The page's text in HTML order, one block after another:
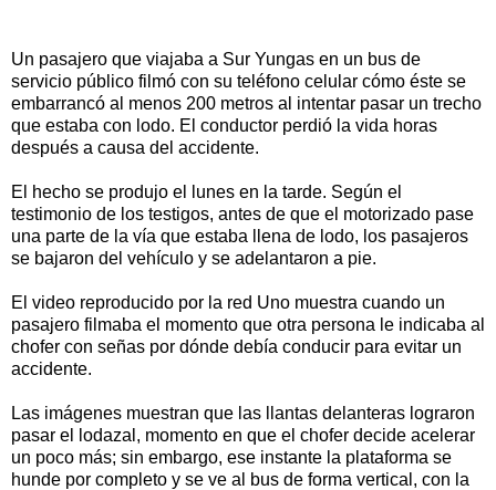
Un pasajero que viajaba a Sur Yungas en un bus de
servicio público filmó con su teléfono celular cómo éste se
embarrancó al menos 200 metros al intentar pasar un trecho
que estaba con lodo. El conductor perdió la vida horas
después a causa del accidente.
El hecho se produjo el lunes en la tarde. Según el
testimonio de los testigos, antes de que el motorizado pase
una parte de la vía que estaba llena de lodo, los pasajeros
se bajaron del vehículo y se adelantaron a pie.
El video reproducido por la red Uno muestra cuando un
pasajero filmaba el momento que otra persona le indicaba al
chofer con señas por dónde debía conducir para evitar un
accidente.
Las imágenes muestran que las llantas delanteras lograron
pasar el lodazal, momento en que el chofer decide acelerar
un poco más; sin embargo, ese instante la plataforma se
hunde por completo y se ve al bus de forma vertical, con la